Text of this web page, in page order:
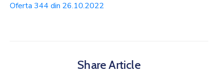
Oferta 344 din 26.10.2022
Share Article